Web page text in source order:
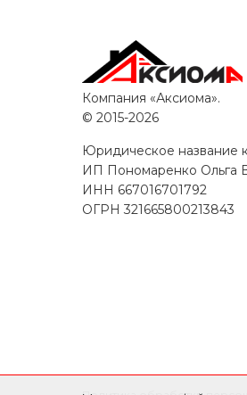
Компания «Аксиома».
© 2015-2026
Юридическое название
ИП Пономаренко Ольга
ИНН 667016701792
ОГРН 321665800213843